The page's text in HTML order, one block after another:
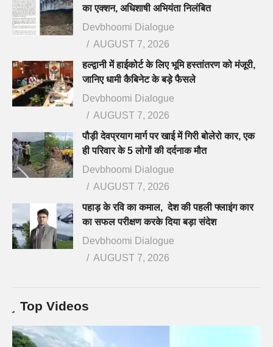
का एक्शन, अधिशाषी अभियंता निलंबित
Devbhoomi Dialogue
AUGUST 7, 2026
हल्द्वानी में हाईकोर्ट के लिए भूमि हस्तांतरण को मंजूरी,
जानिए धामी कैबिनेट के बड़े फैसले
Devbhoomi Dialogue
AUGUST 7, 2026
पौड़ी देवप्रयाग मार्ग पर खाई में गिरी बोलेरो कार, एक
ही परिवार के 5 लोगों की दर्दनाक मौत
Devbhoomi Dialogue
AUGUST 7, 2026
पहाड़ के रवि का कमाल, देश की पहली फ्लाइंग कार
का सफल परीक्षण करके दिया बड़ा संदेश
Devbhoomi Dialogue
AUGUST 7, 2026
Top Videos